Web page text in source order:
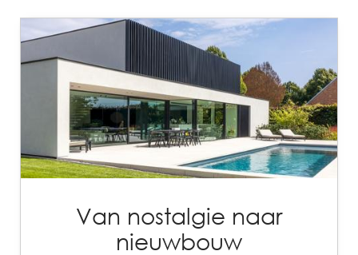
Van nostalgie naar
nieuwbouw